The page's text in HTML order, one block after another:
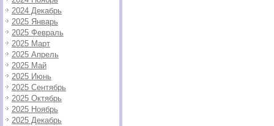
2024 Декабрь
2025 Январь
2025 Февраль
2025 Март
2025 Апрель
2025 Май
2025 Июнь
2025 Сентябрь
2025 Октябрь
2025 Ноябрь
2025 Декабрь